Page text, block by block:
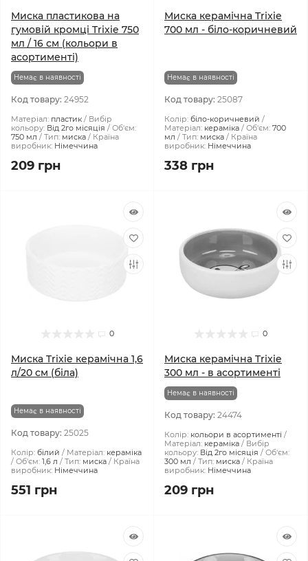
Миска пластикова на
гумовій кромці Trixie 750
мл / 16 см (кольори в
асортименті)
Немає в наявності
Код товару: 24952
Матеріал: пластик
Вибір
кольору: Від 2го місяція
Об'єм:
750 мл
Тип: миска
Країна
виробник: Німеччина
209 грн
Миска керамічна Trixie
700 мл - біло-коричневий
Немає в наявності
Код товару: 25087
Колір: біло-коричневий
Матеріал: кераміка Об'єм: 700
мл
Тип: миска
Країна
виробник: Німеччина
338 грн
0
Миска Trixie керамічна 1,6
л/20 см (біла)
Немає в наявності
Код товару: 25025
Колір: білий Матеріал: кераміка
Об'єм: 1,6 л Тип: миска
Країна
виробник: Німеччина
551 грн
0
Миска керамічна Trixie
300 мл - в асортименті
Немає в наявності
Код товару: 24474
Колір: кольори в асортименті
Матеріал: кераміка
Вибір
кольору: Від 2го місяція
Об'єм:
300 мл
Тип: миска
Країна
виробник: Німеччина
209 грн